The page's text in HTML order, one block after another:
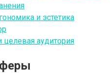
и эстетика
аудитория